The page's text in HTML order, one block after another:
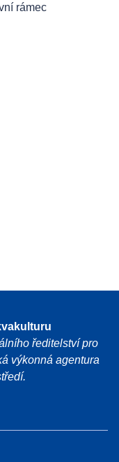
rámec
ředitelství pro
výkonná agentura